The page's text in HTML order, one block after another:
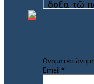
Όνοματεπώνυμο
Email *